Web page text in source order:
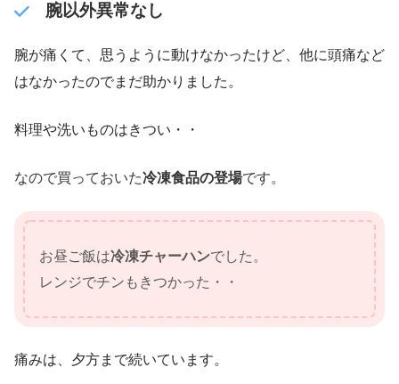
腕以外異常なし
腕が痛くて、思うように動けなかったけど、他に頭痛など
はなかったのでまだ助かりました。
料理や洗いものはきつい・・
なので買っておいた冷凍食品の登場です。
お昼ご飯は冷凍チャーハンでした。
レンジでチンもきつかった・・
痛みは、夕方まで続いています。